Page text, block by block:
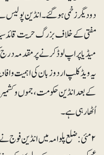
دو دیگر زخمی ہوگئے۔انڈین پولیس نے
مفتی کے خلاف بزرگ حریت قائد
میڈیا پر اپ لوڈ کرنے پر مقدمہ درج
کے بعد انڈین حکومت، جموں و
اُٹھا رہی ہے۔
۲ مئی : ضلع پلوامہ میں انڈین فوج